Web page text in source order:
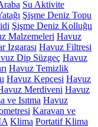
Su Aktivite
Şişme Deniz Topu
Şişme Deniz Kolluğu
Malzemeleri Havuz
Izgarası Havuz Filtresi
Dip Süzgeç Havuz
Havuz Temizlik
Havuz Kepçesi Havuz
Merdiveni Havuz
ve Isıtma Havuz
Karavan ve
Klima Portatif Klima